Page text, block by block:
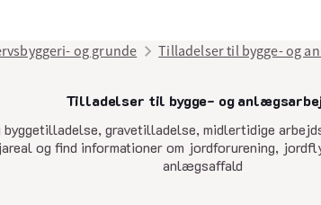
og grunde Tilladelser til bygge- og
Tilladelser til bygge- og
byggetilladelse, gravetilladelse, midlertidige
og find informationer om jordforurening,
anlægsaffald
senest opdateret 27.